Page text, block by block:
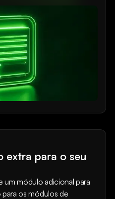
extra para o seu
módulo adicional para
para os módulos de